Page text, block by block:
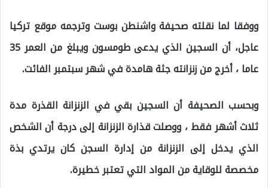
ووفقا لما نقلته صحيفة واشنطن بوست وترجمه موقع تركيا
عاجل، أن السجين الذي يدعى طومسون ويبلغ من العمر 35
عاما ، أخرج من زنزانته جثة هامدة في شهر سبتمبر الفائت.
وبحسب الصحيفة أن السجين بقي في الزنزانة القذرة مدة
ثلاث أشهر فقط ، ووصلت قذارة الزنزانة إلى درجة أن الشخص
الذي يدخل إلى الزنزانة من إدارة السجن كان يرتدي بذة
مخصصة للوقاية من المواد التي تعتبر خطيرة.